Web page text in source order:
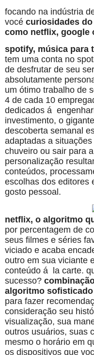
focando na indústria
vocé curiosidades
como netflix, google
spotify, música para
tem uma conta no
de desfrutar de seu
absolutamente
um ótimo trabalho de
4 de cada 10
dedicados á
investimento, o
descoberta semanal
adaptadas a
chuveiro ou sair para
personalização
conteúdos,
escolhas dos editores
gosto pessoal.
netflix, o algoritmo
por percentagem de
seus filmes e séries
viciado e acaba
outro em sua viciante
conteúdo á la carte.
sucesso?
algoritmo
para fazer
consideração seu
visualização, sua
outros usuários, suas
mesmo o horário em
os dispositivos que